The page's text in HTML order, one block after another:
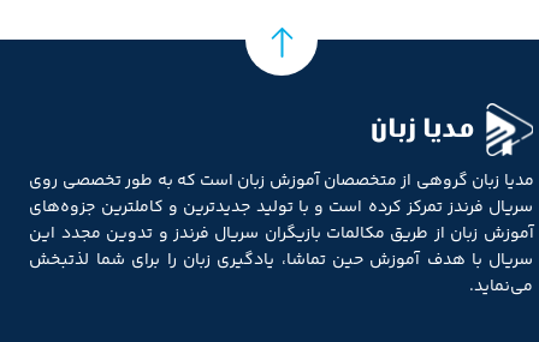
مدیا زبان
مدیا زبان گروهی از متخصصان آموزش زبان است که به طور تخصصی روی
سریال فرندز تمرکز کرده است و با تولید جدیدترین و کاملترین جزوه‌های
آموزش زبان از طریق مکالمات بازیگران سریال فرندز و تدوین مجدد این
سریال با هدف آموزش حین تماشا، یادگیری زبان را برای شما لذتبخش
می‌نماید.